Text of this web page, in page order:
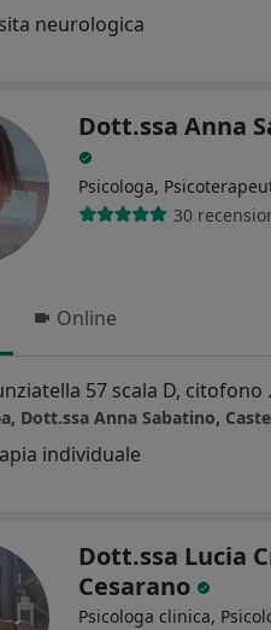
neurologica
Dott.ssa Anna
Psicologa,
30
Online
Via
individuale
Dott.ssa Lucia
Cesarano
Psicologa clinica,